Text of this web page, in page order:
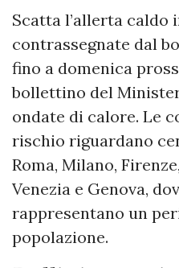
Scatta l’allerta caldo
contrassegnate dal
fino a domenica
bollettino del
ondate di calore. Le
rischio riguardano
Roma, Milano,
Venezia e Genova,
rappresentano un
popolazione.